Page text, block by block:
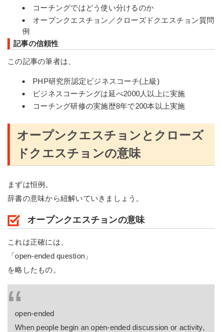
コーチングではどう使い分けるのか
オープンクエスチョン／クローズドクエスチョン質問
例
記事の信頼性
この記事の筆者は、
PHP研究所認定ビジネスコーチ(上級)
ビジネスコーチングは延べ2000人以上に実施
コーチング研修の実施歴8年で200本以上実施
オープンクエスチョンとクローズ
ドクエスチョンの意味
まずは恒例。
辞書の意味から紐解いていきましょう。
オープンクエスチョンの意味
これは正確には、
「open-ended question」
を略したもの。
open-ended
When people begin an open-ended discussion or activity,